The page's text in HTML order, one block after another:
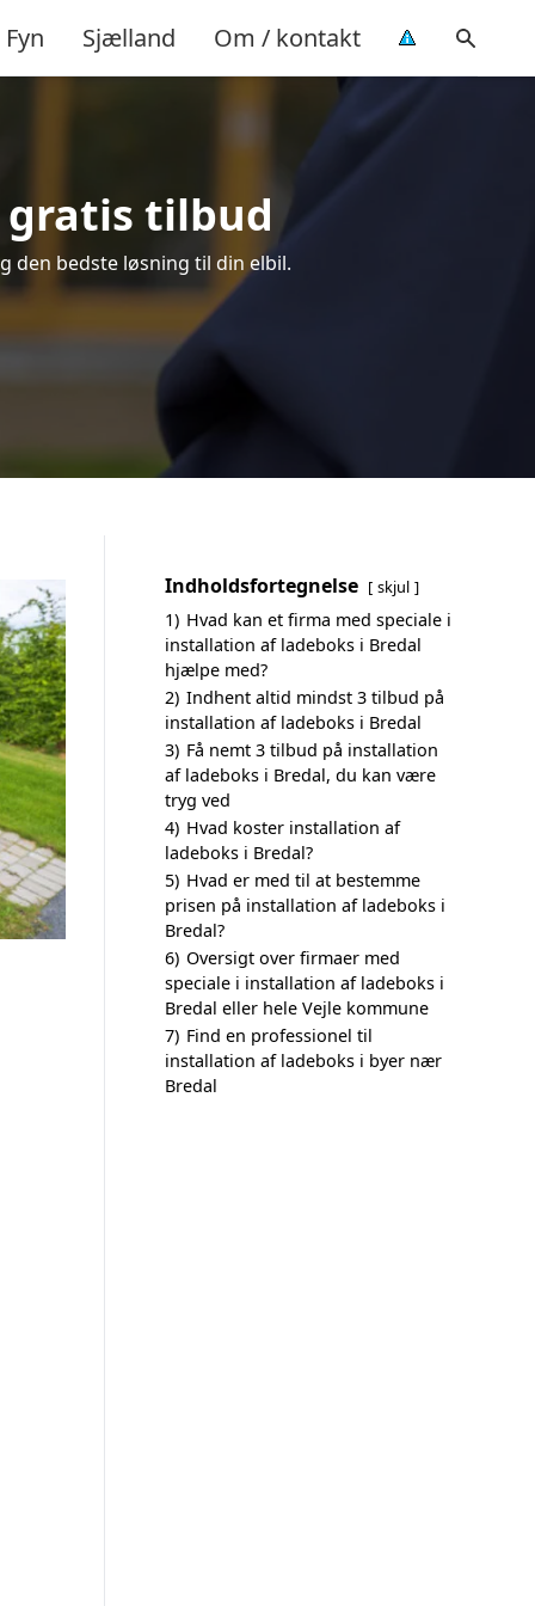
Fyn Sjælland Om / kontakt
gratis tilbud
den bedste løsning til din elbil.
Indholdsfortegnelse skjul
1) Hvad kan et firma med speciale i
installation af ladeboks i Bredal
hjælpe med?
2) Indhent altid mindst 3 tilbud på
installation af ladeboks i Bredal
3) Få nemt 3 tilbud på installation
af ladeboks i Bredal, du kan være
tryg ved
4) Hvad koster installation af
ladeboks i Bredal?
5) Hvad er med til at bestemme
prisen på installation af ladeboks i
Bredal?
6) Oversigt over firmaer med
speciale i installation af ladeboks i
Bredal eller hele Vejle kommune
7) Find en professionel til
installation af ladeboks i byer nær
Bredal